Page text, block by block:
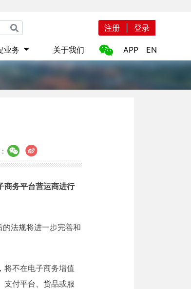
注册 登录
业务 关于我们 EN
APP
商务平台营运商进行
法规将进一步完善和
将不在电子商务增值
支付平台、货品或服